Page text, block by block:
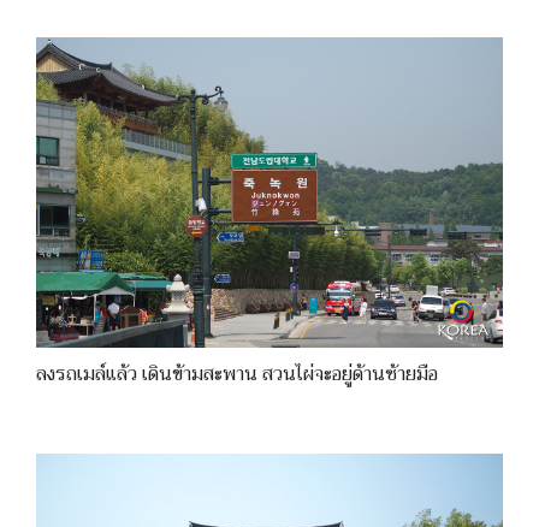
ลงรถเมล์แล้ว เดินข้ามสะพาน สวนไผ่จะอยู่ด้านซ้ายมือ